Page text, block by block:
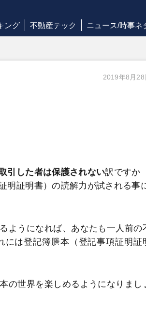
ング 不動産テック ニュース/時事ネ
2019年8月28
引した者は保護されない訳ですか
明証明書）の読解力が試される事
ようになれば、あなたも一人前の
には登記簿謄本（登記事項証明証
の世界を楽しめるようになりまし